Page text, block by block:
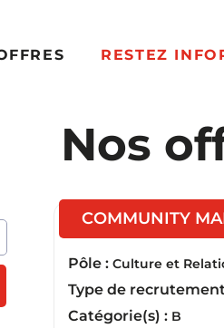
RESTEZ
Nos
COMMUNITY
Pôle : Culture et
Type de
Catégorie(s) : B